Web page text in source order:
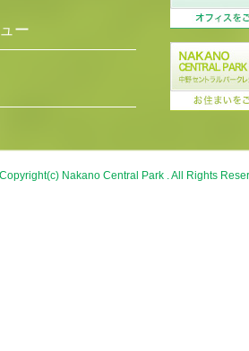
ー
Copyright(c) Nakano Central Park . All Rights